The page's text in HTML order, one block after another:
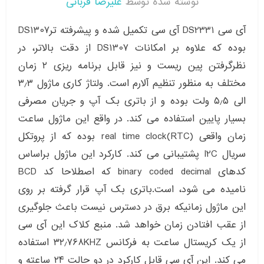
آی سی DS2331 آی سی تکمیل شده و پیشرفته ترDS1307
بوده که علاوه بر امکانات DS1307 از دقت بالاتر، در
نظرگرفتن پین ریست و نیز قابل برنامه ریزی ۲ زمان
مختلف به منظور تنظیم آلارم است. ولتاژ کاری ماژول ۳٫۳
الی ۵٫۵ ولت بوده و از باتری بک آپ و جریان مصرفی
بسیار پایین استفاده می کند. در واقع این ماژول ساعت
زمان واقعی real time clock(RTC) بوده که از پروتکل
سریال I2C پشتیبانی می کند. کارکرد این ماژول براساس
کدهای binary coded decimal که اصطلاحا کد BCD
نامیده می شود، است.باتری بک آپ قرار گرفته بر روی
این ماژول زمانیکه برق در دسترس نیست باعث جلوگیری
از عقب افتادن زمان خواهد شد. منبع کلاک این آی سی
از یک کریستال ساعت به فرکانس ۳۲٫۷۶۸KHZ استفاده
می کند. این آی سی قابل کارکرد در دو حالت ۲۴ ساعته و